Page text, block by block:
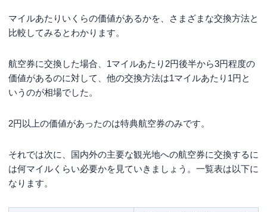
マイルあたりいくらの価値があるかを、さまざまな交換方法と
比較してみるとわかります。
航空券に交換した場合、1マイルあたり2円後半から3円程度の
価値があるのに対して、他の交換方法は1マイルあたり1円と
いうのが相場でした。
2円以上の価値があったのは特典航空券のみです。
それでは次に、国内外の主要な観光地への航空券に交換するに
は何マイルくらい必要かを見ていきましょう。一覧表は以下に
なります。